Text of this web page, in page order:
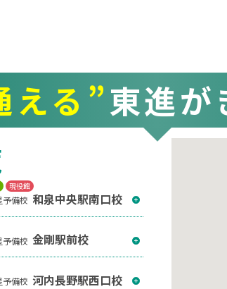
える”東進が
現役館
予備校 和泉中央駅南口校
予備校 金剛駅前校
予備校 河内長野駅西口校